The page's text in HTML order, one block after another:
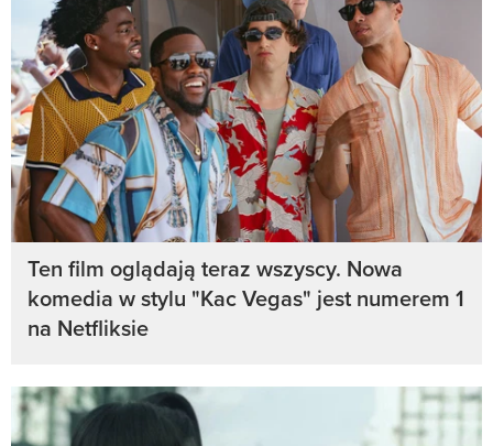
Ten film oglądają teraz wszyscy. Nowa
komedia w stylu "Kac Vegas" jest numerem 1
na Netfliksie